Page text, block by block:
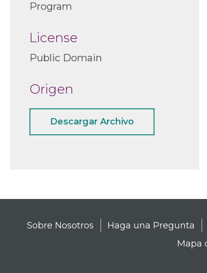
Program
License
Public Domain
Origen
Descargar Archivo
Sobre Nosotros Haga una Pregunta
Mapa